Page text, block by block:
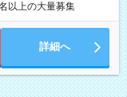
以上の大量募集
詳細へ